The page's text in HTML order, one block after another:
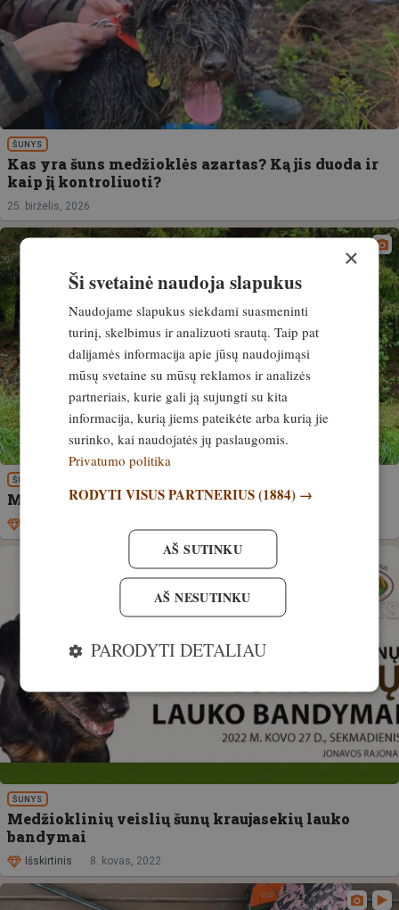
ŠUNYS
Kas yra šuns medžioklės azartas? Ką jis duoda ir
kaip jį kontroliuoti?
25. birželis, 2026
ŠUNYS
Medžiokliniai šunys ir paukštšuniai
ŠUNYS
Medžioklinių veislių šunų kraujasekių lauko
bandymai
Išskirtinis 8. kovas, 2022
×
Ši svetainė naudoja slapukus
Naudojame slapukus siekdami suasmeninti
turinį, skelbimus ir analizuoti srautą. Taip pat
dalijamės informacija apie jūsų naudojimąsi
mūsų svetaine su mūsų reklamos ir analizės
partneriais, kurie gali ją sujungti su kita
informacija, kurią jiems pateikėte arba kurią jie
surinko, kai naudojatės jų paslaugomis.
Privatumo politika
RODYTI VISUS PARTNERIUS(1884) →
AŠ SUTINKU
AŠ NESUTINKU
PARODYTI DETALIAU